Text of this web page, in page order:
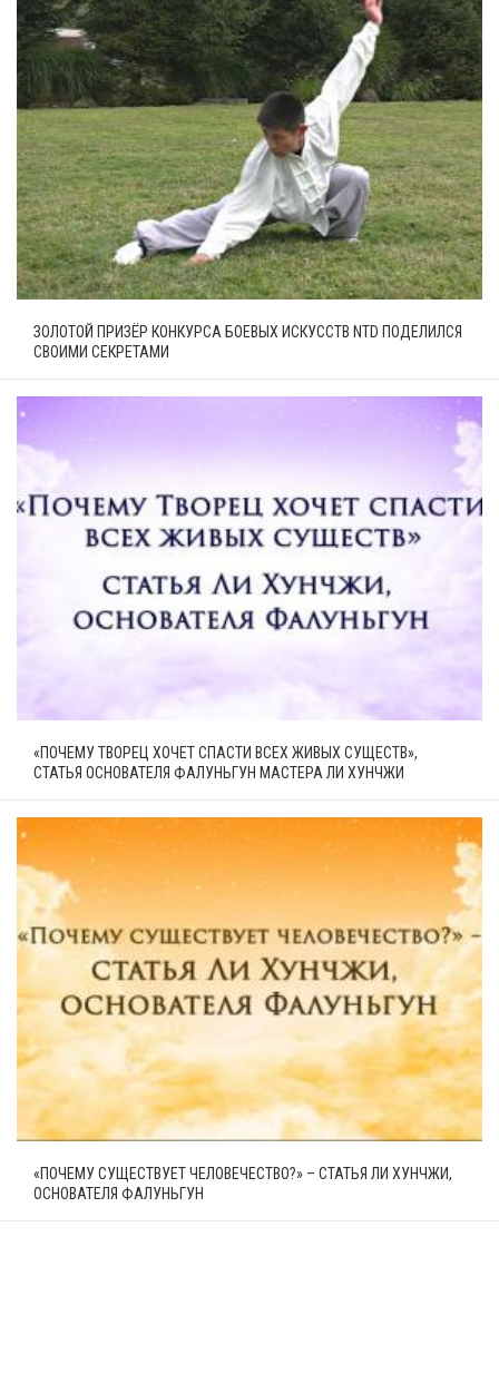
ЗОЛОТОЙ ПРИЗЁР КОНКУРСА БОЕВЫХ ИСКУССТВ NTD ПОДЕЛИЛСЯ
СВОИМИ СЕКРЕТАМИ
«ПОЧЕМУ ТВОРЕЦ ХОЧЕТ СПАСТИ ВСЕХ ЖИВЫХ СУЩЕСТВ»,
СТАТЬЯ ОСНОВАТЕЛЯ ФАЛУНЬГУН МАСТЕРА ЛИ ХУНЧЖИ
«ПОЧЕМУ СУЩЕСТВУЕТ ЧЕЛОВЕЧЕСТВО?» – СТАТЬЯ ЛИ ХУНЧЖИ,
ОСНОВАТЕЛЯ ФАЛУНЬГУН